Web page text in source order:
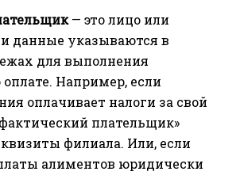
— это лицо или
данные указываются в
для выполнения
оплате. Например, если
оплачивает налоги за свой
плательщик»
филиала. Или, если
алиментов юридически